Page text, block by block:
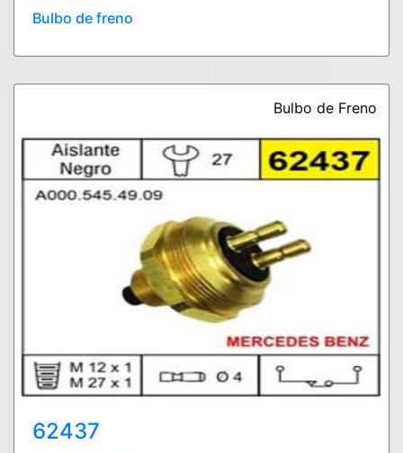
Bulbo de freno
Bulbo de Freno
62437